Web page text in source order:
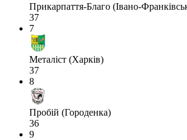
Прикарпаття-Благо (Івано-
37
7
Металіст (Харків)
37
8
Пробій (Городенка)
36
9